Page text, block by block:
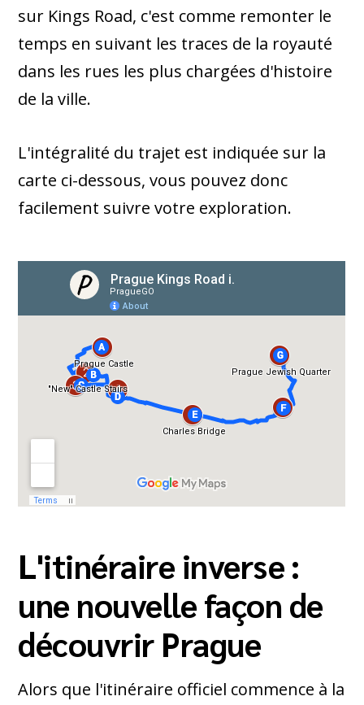
sur Kings Road, c'est comme remonter le
temps en suivant les traces de la royauté
dans les rues les plus chargées d'histoire
de la ville.
L'intégralité du trajet est indiquée sur la
carte ci-dessous, vous pouvez donc
facilement suivre votre exploration.
L'itinéraire inverse :
une nouvelle façon de
découvrir Prague
Alors que l'itinéraire officiel commence à la